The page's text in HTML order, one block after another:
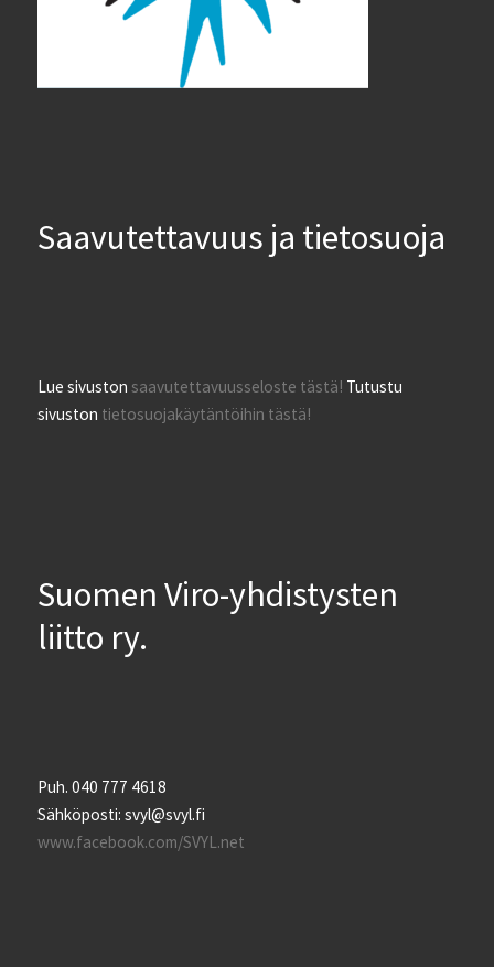
Saavutettavuus ja tietosuoja
Lue sivustonsaavutettavuusseloste tästä! Tutustu
sivuston tietosuojakäytäntöihin tästä!
Suomen Viro-yhdistysten
liitto ry.
Puh. 040 777 4618
Sähköposti: svyl@svyl.fi
www.facebook.com/SVYL.net